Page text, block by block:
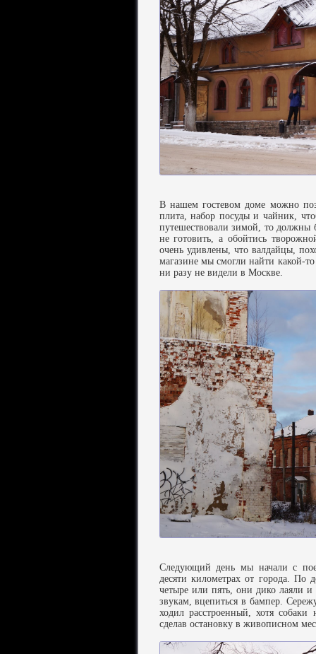
В нашем гостевом доме можно
плита, набор посуды и чайник,
путешествовали зимой, то должны
не готовить, а обойтись
очень удивлены, что валдайцы,
магазине мы смогли найти какой-
ни разу не видели в Москве.
Следующий день мы начали с
десяти километрах от города.
четыре или пять, они дико лаяли и
звукам, вцепиться в бампер.
ходил расстроенный, хотя
сделав остановку в живописном